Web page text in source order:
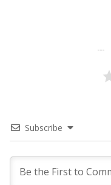
Subscribe